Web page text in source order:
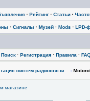
· Рейтинг · Статьи ·
· Сигналы · Музей · Mods · LPD-
Поиск · Регистрация · Правила ·
систем радиосвязи —›
магазине